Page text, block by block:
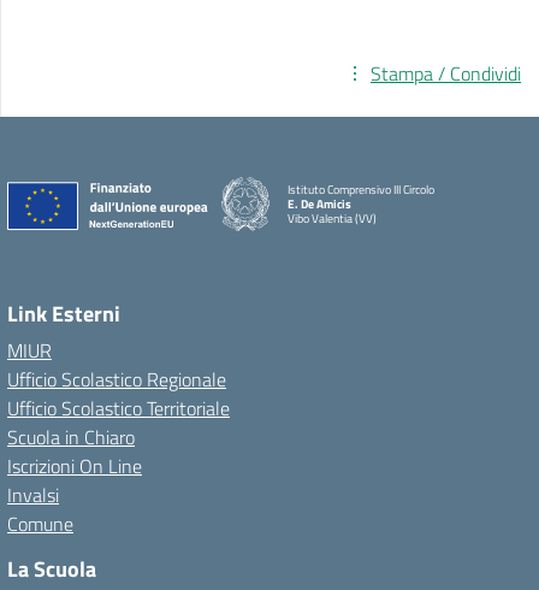
Stampa / Condividi
Istituto Comprensivo III Circolo
E. De Amicis
Vibo Valentia (VV)
Link Esterni
MIUR
Ufficio Scolastico Regionale
Ufficio Scolastico Territoriale
Scuola in Chiaro
Iscrizioni On Line
Invalsi
Comune
La Scuola